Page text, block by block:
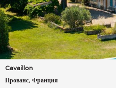
Cavaillon
Прованс, Франция